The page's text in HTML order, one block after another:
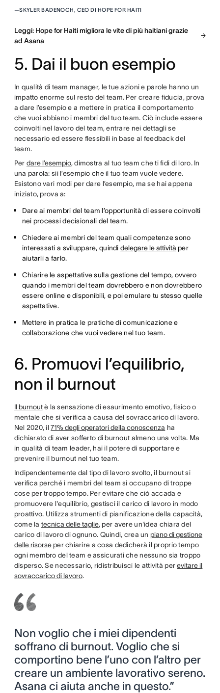
—SKYLER BADENOCH, CEO DI HOPE FOR HAITI
Leggi: Hope for Haiti migliora le vite di più haitiani grazie
ad Asana
5. Dai il buon esempio
In qualità di team manager, le tue azioni e parole hanno un
impatto enorme sul resto del team. Per creare fiducia, prova
a dare l’esempio e a mettere in pratica il comportamento
che vuoi abbiano i membri del tuo team. Ciò include essere
coinvolti nel lavoro del team, entrare nei dettagli se
necessario ed essere flessibili in base al feedback del
team.
Per dare l’esempio, dimostra al tuo team che ti fidi di loro. In
una parola: sii l’esempio che il tuo team vuole vedere.
Esistono vari modi per dare l’esempio, ma se hai appena
iniziato, prova a:
Dare ai membri del team l’opportunità di essere coinvolti
nei processi decisionali del team.
Chiedere ai membri del team quali competenze sono
interessati a sviluppare, quindi delegare le attività per
aiutarli a farlo.
Chiarire le aspettative sulla gestione del tempo, ovvero
quando i membri del team dovrebbero e non dovrebbero
essere online e disponibili, e poi emulare tu stesso quelle
aspettative.
Mettere in pratica le pratiche di comunicazione e
collaborazione che vuoi vedere nel tuo team.
6. Promuovi l’equilibrio,
non il burnout
Il burnoutè la sensazione di esaurimento emotivo, fisico o
mentale che si verifica a causa del sovraccarico di lavoro.
Nel 2020, il71% degli operatori della conoscenza ha
dichiarato di aver sofferto di burnout almeno una volta. Ma
in qualità di team leader, hai il potere di supportare e
prevenire il burnout nel tuo team.
Indipendentemente dal tipo di lavoro svolto, il burnout si
verifica perché i membri del team si occupano di troppe
cose per troppo tempo. Per evitare che ciò accada e
promuovere l'equilibrio, gestisci il carico di lavoro in modo
proattivo. Utilizza strumenti di pianificazione della capacità,
come la tecnica delle taglie, per avere un'idea chiara del
carico di lavoro di ognuno. Quindi, crea un piano di gestione
delle risorseper chiarire a cosa dedicherà il proprio tempo
ogni membro del team e assicurati che nessuno sia troppo
disperso. Se necessario, ridistribuisci le attività perevitare il
sovraccarico di lavoro.
Non voglio che i miei dipendenti
soffrano di burnout. Voglio che si
comportino bene l’uno con l’altro per
creare un ambiente lavorativo sereno.
Asana ci aiuta anche in questo.”